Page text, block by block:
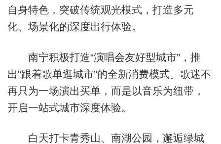
自身特色，突破传统观光模式，打造多元
化、场景化的深度出行体验。
南宁积极打造“演唱会友好型城市”，推
出“跟着歌单逛城市”的全新消费模式。歌迷不
再只为一场演出买单，而是以音乐为纽带，
开启一站式城市深度体验。
白天打卡青秀山、南湖公园，邂逅绿城